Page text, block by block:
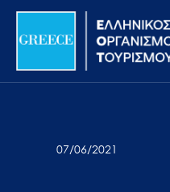
Σημείωση:
ιστότοπος
προσβασιμότητας.
Μετάβαση
περιεχόμενο
07/06/2021